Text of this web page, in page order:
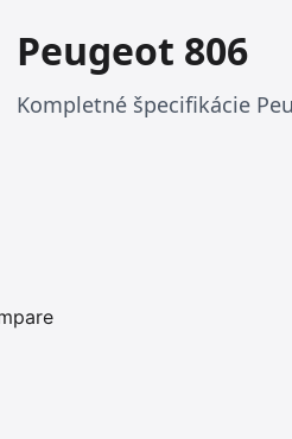
Peugeot 806
Kompletné špecifikácie